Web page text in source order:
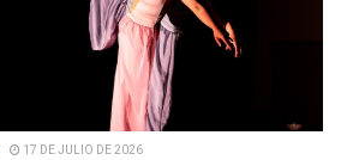
17 DE JULIO DE 2026